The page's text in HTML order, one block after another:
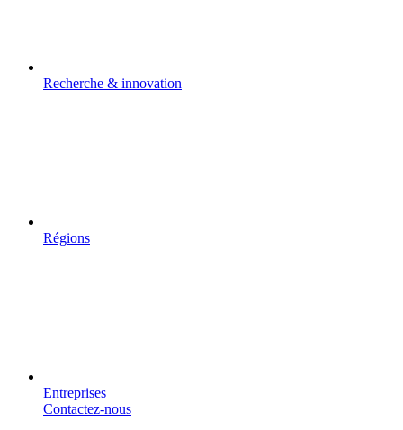
Recherche & innovation
Régions
Entreprises
Contactez-nous